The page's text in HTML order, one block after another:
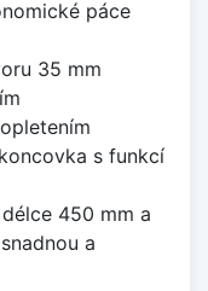
páce
35 mm
s funkcí
450 mm a
a